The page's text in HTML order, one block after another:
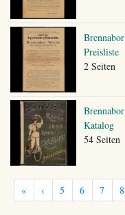
Brennabor
Preisliste
2 Seiten
Brennabor
Katalog
54 Seiten
« ‹ 5 6 7 8